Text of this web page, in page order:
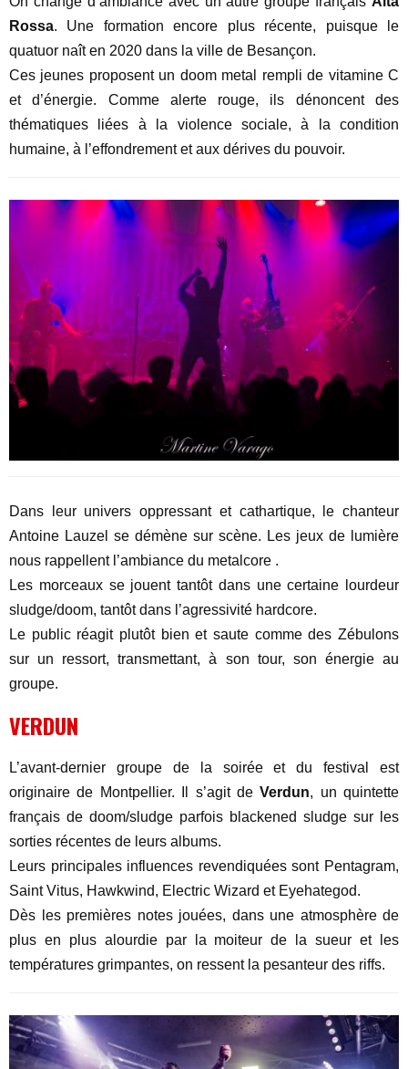
Rossa. Une formation encore plus récente, puisque le
quatuor naît en 2020 dans la ville de Besançon.
Ces jeunes proposent un doom metal rempli de vitamine C
et d’énergie. Comme alerte rouge, ils dénoncent des
thématiques liées à la violence sociale, à la condition
humaine, à l’effondrement et aux dérives du pouvoir.
Dans leur univers oppressant et cathartique, le chanteur
Antoine Lauzel se démène sur scène. Les jeux de lumière
nous rappellent l’ambiance du metalcore .
Les morceaux se jouent tantôt dans une certaine lourdeur
sludge/doom, tantôt dans l’agressivité hardcore.
Le public réagit plutôt bien et saute comme des Zébulons
sur un ressort, transmettant, à son tour, son énergie au
groupe.
VERDUN
L’avant-dernier groupe de la soirée et du festival est
originaire de Montpellier. Il s’agit deVerdun, un quintette
français de doom/sludge parfois blackened sludge sur les
sorties récentes de leurs albums.
Leurs principales influences revendiquées sont Pentagram,
Saint Vitus, Hawkwind, Electric Wizard et Eyehategod.
Dès les premières notes jouées, dans une atmosphère de
plus en plus alourdie par la moiteur de la sueur et les
températures grimpantes, on ressent la pesanteur des riffs.